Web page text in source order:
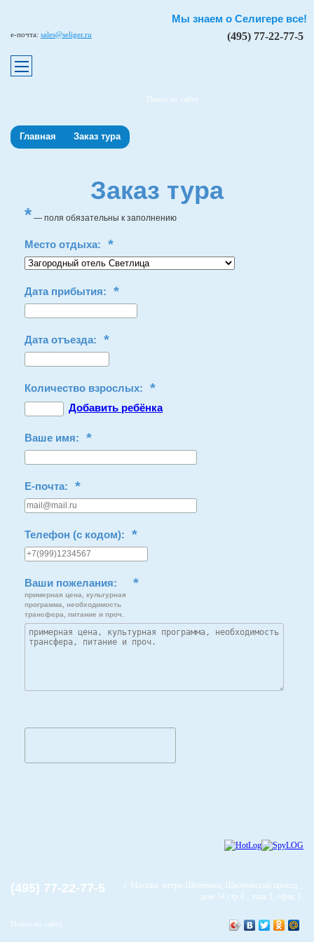
Мы знаем о Селигере все!
e-почта: sales@seliger.ru (495) 77-22-77-5
Поиск по сайту
Главная Заказ тура
Заказ тура
* — поля обязательны к заполнению
Место отдыха: *
Дата прибытия: *
Дата отъезда: *
Количество взрослых: *
Добавить ребёнка
Ваше имя: *
E-почта: *
Телефон (с кодом): *
Ваши пожелания:
примерная цена, культурная
программа, необходимость
трансфера, питание и проч.
*
(495) 77-22-77-5
г. Москва, метро Шелепиха, Шмитовский проезд, ,
дом 34 стр.8 , этаж 1, офис 1.
Поиск по сайту